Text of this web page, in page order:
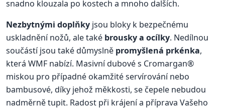
snadno klouzala po kostech a mnoho dalších.
Nezbytnými doplňky jsou bloky k bezpečnému
uskladnění nožů, ale také brousky a ocílky. Nedílnou
součástí jsou také důmyslně promyšlená prkénka,
která WMF nabízí. Masivní dubové s Cromargan®
miskou pro případné okamžité servírování nebo
bambusové, díky jehož měkkosti, se čepele nebudou
nadměrně tupit. Radost při krájení a příprava Vašeho